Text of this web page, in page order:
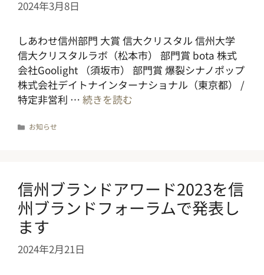
2024年3月8日
しあわせ信州部門 大賞 信大クリスタル 信州大学
信大クリスタルラボ（松本市） 部門賞 bota 株式
会社Goolight （須坂市） 部門賞 爆裂シナノポップ
株式会社デイトナインターナショナル（東京都） /
特定非営利 … 続きを読む
カ
お知らせ
信州ブランドアワード2023を信
州ブランドフォーラムで発表し
ます
2024年2月21日